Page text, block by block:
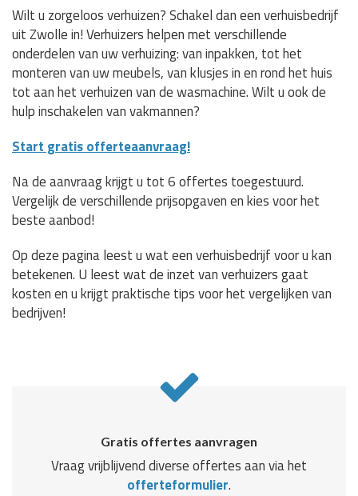
Wilt u zorgeloos verhuizen? Schakel dan een verhuisbedrijf
uit Zwolle in! Verhuizers helpen met verschillende
onderdelen van uw verhuizing: van inpakken, tot het
monteren van uw meubels, van klusjes in en rond het huis
tot aan het verhuizen van de wasmachine. Wilt u ook de
hulp inschakelen van vakmannen?
Start gratis offerteaanvraag!
Na de aanvraag krijgt u tot 6 offertes toegestuurd.
Vergelijk de verschillende prijsopgaven en kies voor het
beste aanbod!
Op deze pagina leest u wat een verhuisbedrijf voor u kan
betekenen. U leest wat de inzet van verhuizers gaat
kosten en u krijgt praktische tips voor het vergelijken van
bedrijven!
Gratis offertes aanvragen
Vraag vrijblijvend diverse offertes aan via het
offerteformulier.